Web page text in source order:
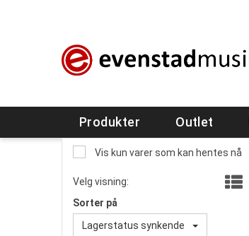
Produkter Outlet
Vis kun varer som kan hentes nå
Velg visning:
Sorter på
Lagerstatus synkende